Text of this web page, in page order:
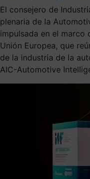
El consejero de
plenaria de la
impulsada en el marco
Unión Europea, que
de la industria de la
AIC-Automotive